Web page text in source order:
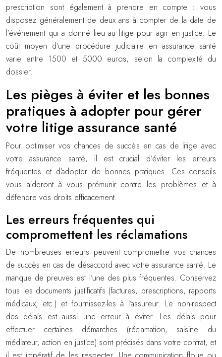
prescription sont également à prendre en compte : vous
disposez généralement de deux ans à compter de la date de
l’événement qui a donné lieu au litige pour agir en justice. Le
coût moyen d’une procédure judiciaire en assurance santé
varie entre 1500 et 5000 euros, selon la complexité du
dossier.
Les pièges à éviter et les bonnes
pratiques à adopter pour gérer
votre litige assurance santé
Pour optimiser vos chances de succès en cas de litige avec
votre assurance santé, il est crucial d’éviter les erreurs
fréquentes et d’adopter de bonnes pratiques. Ces conseils
vous aideront à vous prémunir contre les problèmes et à
défendre vos droits efficacement.
Les erreurs fréquentes qui
compromettent les réclamations
De nombreuses erreurs peuvent compromettre vos chances
de succès en cas de désaccord avec votre assurance santé. Le
manque de preuves est l’une des plus fréquentes. Conservez
tous les documents justificatifs (factures, prescriptions, rapports
médicaux, etc.) et fournissez-les à l’assureur. Le non-respect
des délais est aussi une erreur à éviter. Les délais pour
effectuer certaines démarches (réclamation, saisine du
médiateur, action en justice) sont précisés dans votre contrat, et